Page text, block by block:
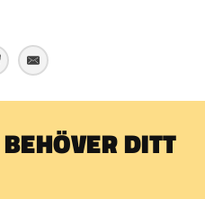
DITT